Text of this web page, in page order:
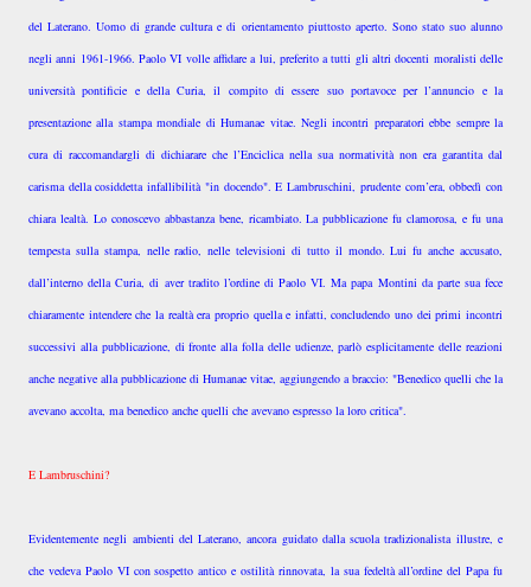
del Laterano. Uomo di grande cultura e di orientamento piuttosto aperto. Sono stato suo alunno
negli anni 1961-1966. Paolo VI volle affidare a lui, preferito a tutti gli altri docenti moralisti delle
università pontificie e della Curia, il compito di essere suo portavoce per l’annuncio e la
presentazione alla stampa mondiale di Humanae vitae. Negli incontri preparatori ebbe sempre la
cura di raccomandargli di dichiarare che l’Enciclica nella sua normatività non era garantita dal
carisma della cosiddetta infallibilità "in docendo". E Lambruschini, prudente com’era, obbedì con
chiara lealtà. Lo conoscevo abbastanza bene, ricambiato. La pubblicazione fu clamorosa, e fu una
tempesta sulla stampa, nelle radio, nelle televisioni di tutto il mondo. Lui fu anche accusato,
dall’interno della Curia, di aver tradito l’ordine di Paolo VI. Ma papa Montini da parte sua fece
chiaramente intendere che la realtà era proprio quella e infatti, concludendo uno dei primi incontri
successivi alla pubblicazione, di fronte alla folla delle udienze, parlò esplicitamente delle reazioni
anche negative alla pubblicazione di Humanae vitae, aggiungendo a braccio: "Benedico quelli che la
avevano accolta, ma benedico anche quelli che avevano espresso la loro critica".
E Lambruschini?
Evidentemente negli ambienti del Laterano, ancora guidato dalla scuola tradizionalista illustre, e
che vedeva Paolo VI con sospetto antico e ostilità rinnovata, la sua fedeltà all’ordine del Papa fu